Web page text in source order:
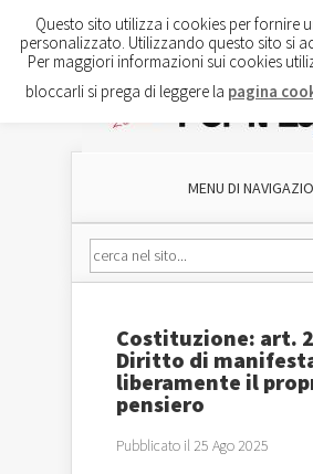
MENU DI
Costituzione: art.
Diritto di
liberamente il
pensiero
Pubblicato il 25 Ago 2025
Questo sito utilizza i cookies per fornire
personalizzato. Utilizzando questo sito si
Per maggiori informazioni sui cookies
bloccarli si prega di leggere la pagina